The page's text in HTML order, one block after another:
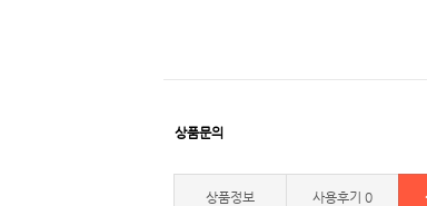
상품문의
상품정보 사용후기 0